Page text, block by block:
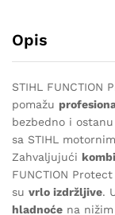
Opis
STIHL
pomažu
bezbedno i
sa STIHL
Zahvaljujući
FUNCTION
su vrlo izdržljive.
hladnoće na